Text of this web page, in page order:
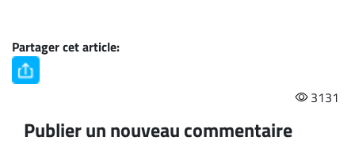
Partager cet article:
3131
Publier un nouveau commentaire